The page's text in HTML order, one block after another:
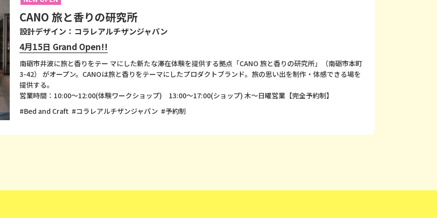
CANO 旅と香りの研究所
設計デザイン：コラレアルチザンジャパン
4月15日 Grand Open!!
南砺市井波に旅と香りをテー マにした新たな滞在体験を提供する拠点「CANO 旅と香りの研究所」（南砺市本町
3-42） がオープン。CANOは旅と香りをテーマにしたプロダクトブランド。旅の思い出を制作・体感できる場を
提供する。
営業時間：10:00〜12:00(体験ワークショップ) 13:00〜17:00(ショップ) 木〜日曜営業【完全予約制】
#Bed and Craft #コラレアルチザンジャパン #予約制